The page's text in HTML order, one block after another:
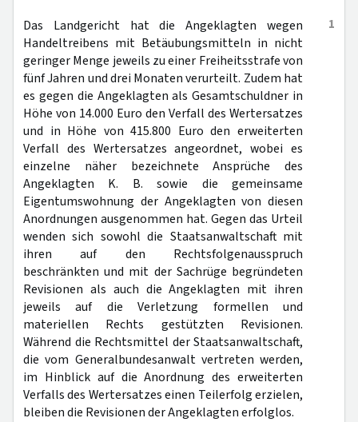
1
Das Landgericht hat die Angeklagten wegen
Handeltreibens mit Betäubungsmitteln in nicht
geringer Menge jeweils zu einer Freiheitsstrafe von
fünf Jahren und drei Monaten verurteilt. Zudem hat
es gegen die Angeklagten als Gesamtschuldner in
Höhe von 14.000 Euro den Verfall des Wertersatzes
und in Höhe von 415.800 Euro den erweiterten
Verfall des Wertersatzes angeordnet, wobei es
einzelne näher bezeichnete Ansprüche des
Angeklagten K. B. sowie die gemeinsame
Eigentumswohnung der Angeklagten von diesen
Anordnungen ausgenommen hat. Gegen das Urteil
wenden sich sowohl die Staatsanwaltschaft mit
ihren auf den Rechtsfolgenausspruch
beschränkten und mit der Sachrüge begründeten
Revisionen als auch die Angeklagten mit ihren
jeweils auf die Verletzung formellen und
materiellen Rechts gestützten Revisionen.
Während die Rechtsmittel der Staatsanwaltschaft,
die vom Generalbundesanwalt vertreten werden,
im Hinblick auf die Anordnung des erweiterten
Verfalls des Wertersatzes einen Teilerfolg erzielen,
bleiben die Revisionen der Angeklagten erfolglos.